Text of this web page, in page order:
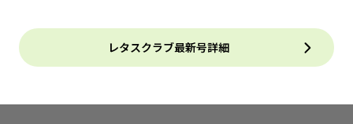
レタスクラブ最新号詳細